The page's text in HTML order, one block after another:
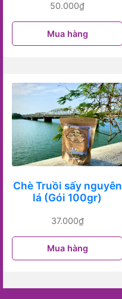
50.000₫
Mua hàng
Chè Truồi sấy nguyên
lá (Gói 100gr)
37.000₫
Mua hàng